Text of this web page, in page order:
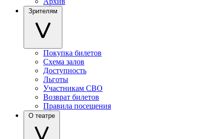
Зрителям
Покупка билетов
Схема залов
Доступность
Льготы
Участникам СВО
Возврат билетов
Правила посещения
О театре